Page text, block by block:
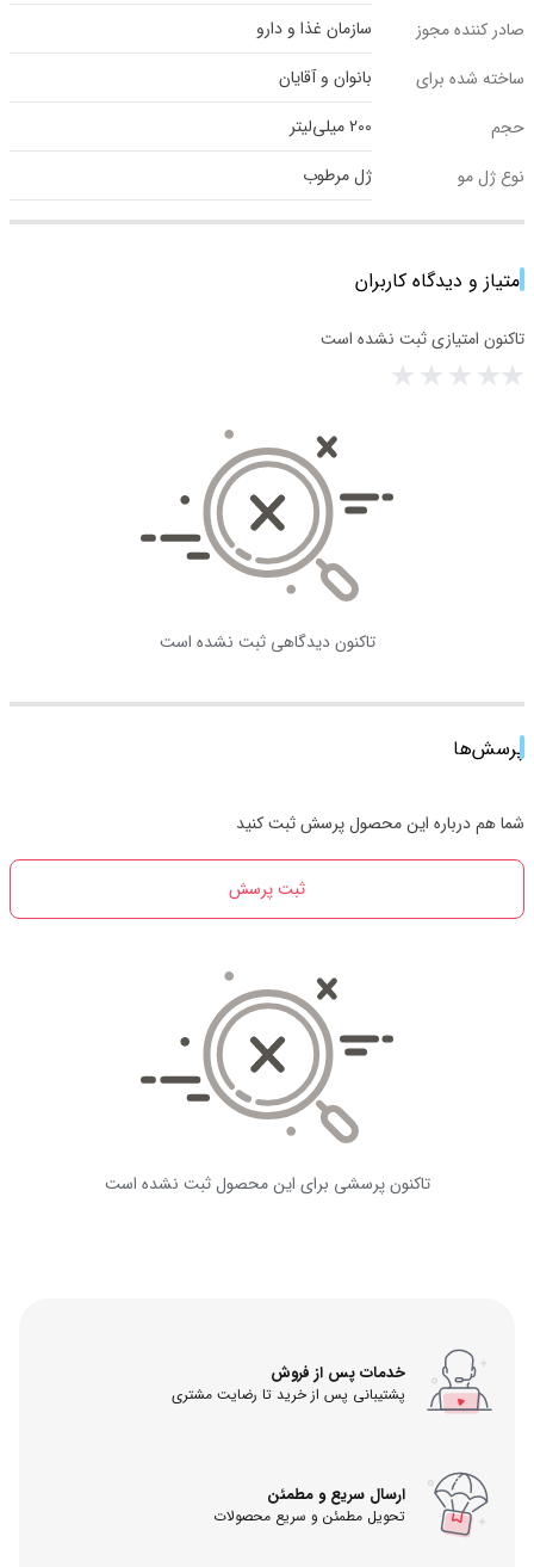
صادر کننده مجوز
سازمان غذا و دارو
ساخته شده برای
بانوان و آقایان
حجم
200 میلی‌لیتر
نوع ژل مو
ژل مرطوب
امتیاز و دیدگاه کاربران
تاکنون امتیازی ثبت نشده است
تاکنون دیدگاهی ثبت نشده است
پرسش‌ها
شما هم درباره این محصول پرسش ثبت کنید
ثبت پرسش
تاکنون پرسشی برای این محصول ثبت نشده است
خدمات پس از فروش
پشتیبانی پس از خرید تا رضایت مشتری
ارسال سریع و مطمئن
تحویل مطمئن و سریع محصولات